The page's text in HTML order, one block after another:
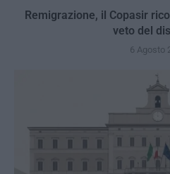
Remigrazione, il Copasir
veto del
6 Agosto